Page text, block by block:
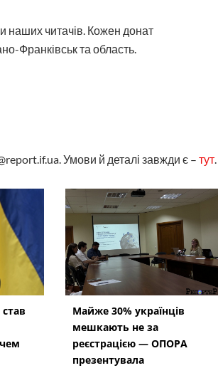
наших читачів. Кожен донат
Франківськ та область.
Умови й деталі завжди є – тут
Майже 30% українців
мешкають не за
реєстрацією — ОПОРА
презентувала